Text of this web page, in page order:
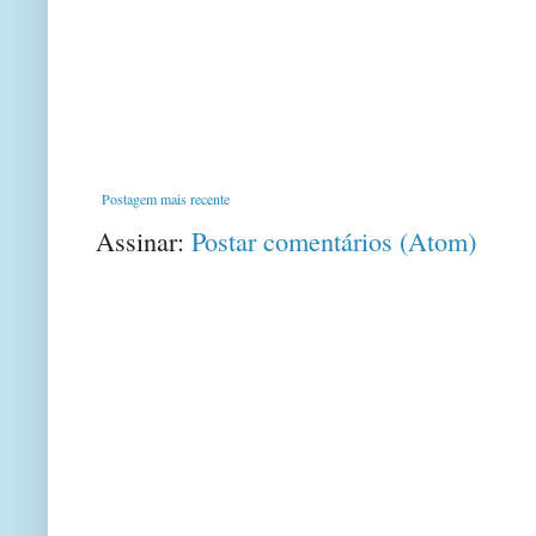
Postagem mais recente
Assinar: Postar comentários (Atom)